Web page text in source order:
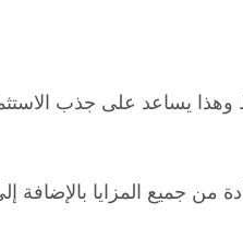
وهذا يساعد على جذب
من جميع المزايا